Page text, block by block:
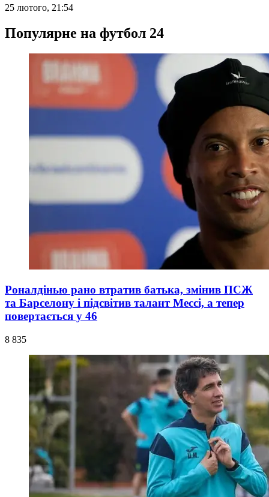
25 лютого, 21:54
Популярне на футбол 24
Роналдінью рано втратив батька, змінив ПСЖ
та Барселону і підсвітив талант Мессі, а тепер
повертається у 46
8 835